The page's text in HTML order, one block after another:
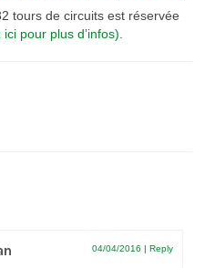
tours de circuits est réservée
pour plus d’infos).
04/04/2016 Reply